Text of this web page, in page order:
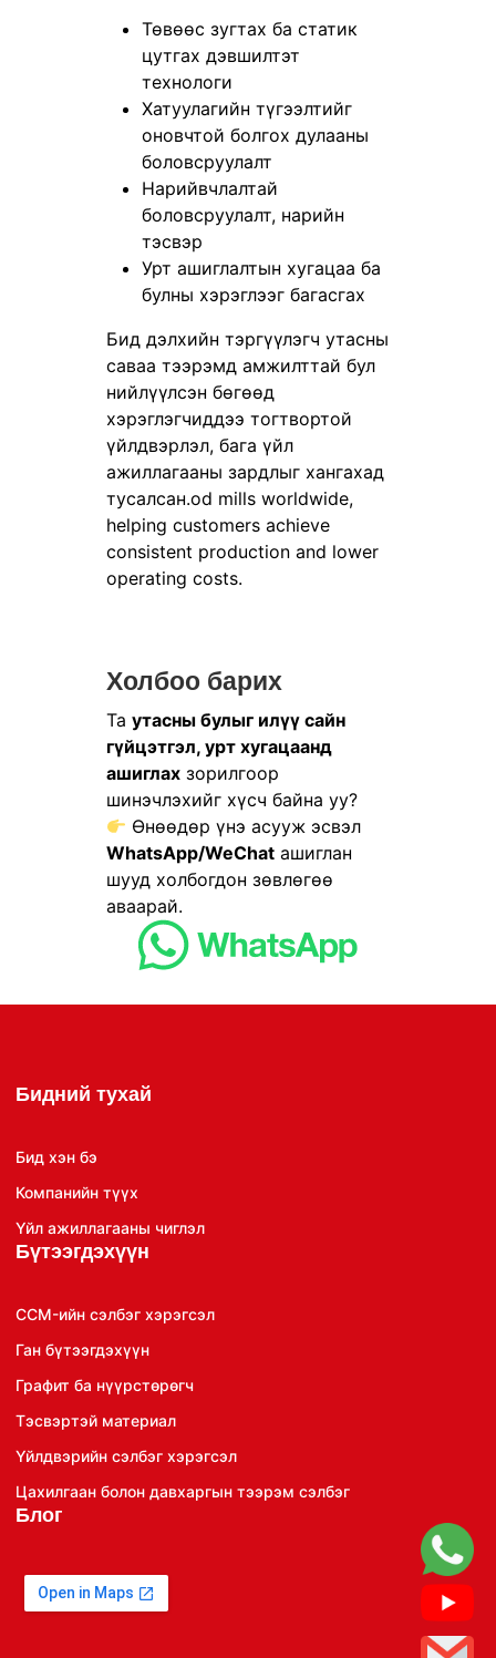
Төвөөс зугтах ба статик
цутгах дэвшилтэт
технологи
Хатуулагийн түгээлтийг
оновчтой болгох дулааны
боловсруулалт
Нарийвчлалтай
боловсруулалт, нарийн
тэсвэр
Урт ашиглалтын хугацаа ба
булны хэрэглээг багасгах
Бид дэлхийн тэргүүлэгч утасны
саваа тээрэмд амжилттай бул
нийлүүлсэн бөгөөд
хэрэглэгчиддээ тогтвортой
үйлдвэрлэл, бага үйл
ажиллагааны зардлыг хангахад
тусалсан.od mills worldwide,
helping customers achieve
consistent production and lower
operating costs.
Холбоо барих
Та утасны булыг илүү сайн
гүйцэтгэл, урт хугацаанд
ашиглахзорилгоор
шинэчлэхийг хүсч байна уу?
Өнөөдөр үнэ асууж эсвэл
WhatsApp/WeChatашиглан
шууд холбогдон зөвлөгөө
аваарай.
Бидний тухай
Бид хэн бэ
Компанийн түүх
Үйл ажиллагааны чиглэл
Бүтээгдэхүүн
CCM-ийн сэлбэг хэрэгсэл
Ган бүтээгдэхүүн
Графит ба нүүрстөрөгч
Тэсвэртэй материал
Үйлдвэрийн сэлбэг хэрэгсэл
Цахилгаан болон давхаргын тээрэм сэлбэг
Блог